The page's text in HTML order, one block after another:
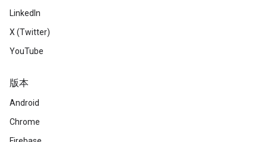
LinkedIn
X (Twitter)
YouTube
版本
Android
Chrome